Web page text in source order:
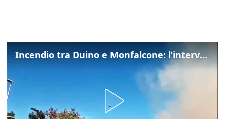
Incendio tra Duino e Monfalcone: l’intervento dei vigili del fuoco